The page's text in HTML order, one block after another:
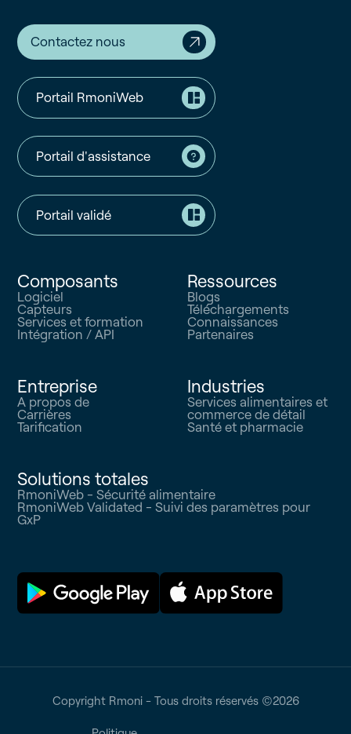
Contactez nous
Portail RmoniWeb
Portail d'assistance
Portail validé
Composants
Logiciel
Capteurs
Services et formation
Intégration / API
Ressources
Blogs
Téléchargements
Connaissances
Partenaires
Entreprise
A propos de
Carrières
Tarification
Industries
Services alimentaires et
commerce de détail
Santé et pharmacie
Solutions totales
RmoniWeb - Sécurité alimentaire
RmoniWeb Validated - Suivi des paramètres pour
GxP
Copyright Rmoni - Tous droits réservés ©2026